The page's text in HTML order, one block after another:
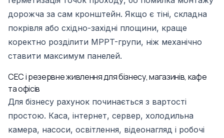
дорожча за сам кронштейн. Якщо є тіні, складна
покрівля або східно-західні площини, краще
коректно розділити MPPT-групи, ніж механічно
ставити максимум панелей.
СЕС і резервне живлення для бізнесу, магазинів, кафе
та офісів
Для бізнесу рахунок починається з вартості
простою. Каса, інтернет, сервер, холодильна
камера, насоси, освітлення, відеонагляд і робочі